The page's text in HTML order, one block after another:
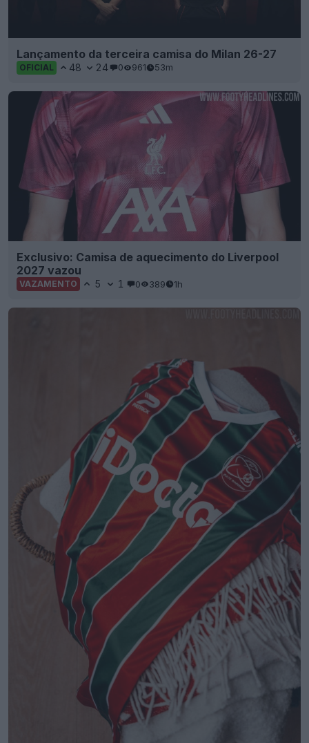
Lançamento da terceira camisa do Milan 26-27
OFICIAL 48 24 0 961 53m
Exclusivo: Camisa de aquecimento do Liverpool
2027 vazou
VAZAMENTO 5 1 0 389 1h